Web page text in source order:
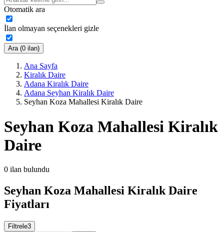
Otomatik ara
İlan olmayan seçenekleri gizle
Ara (0 ilan)
Ana Sayfa
Kiralık Daire
Adana Kiralık Daire
Adana Seyhan Kiralık Daire
Seyhan Koza Mahallesi Kiralık Daire
Seyhan Koza Mahallesi Kiralık
Daire
0 ilan bulundu
Seyhan Koza Mahallesi Kiralık Daire
Fiyatları
Filtrele3